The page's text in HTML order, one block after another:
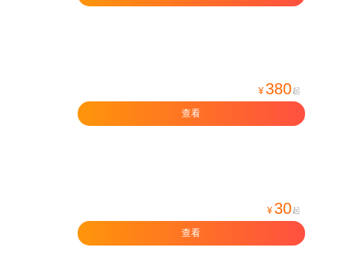
¥380 起
查看
¥30 起
查看